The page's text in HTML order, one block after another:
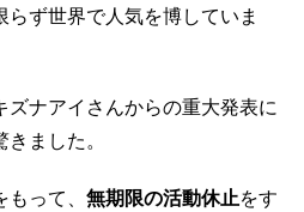
ず世界で人気を博していま
ズナアイさんからの重大発表に
ました。
って、 無期限の活動休止をす